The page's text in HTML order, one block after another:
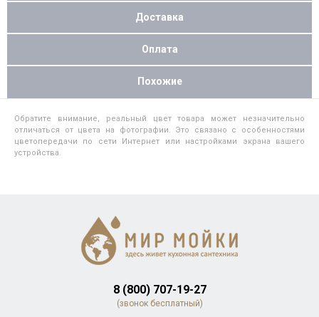
Доставка
Оплата
Похожие
Обратите внимание, реальный цвет товара может незначительно
отличаться от цвета на фотографии. Это связано с особенностями
цветопередачи по сети Интернет или настройками экрана вашего
устройства.
8 (800) 707-19-27
(звонок бесплатный)